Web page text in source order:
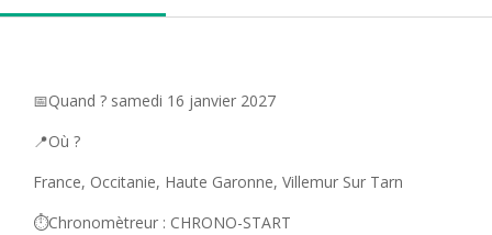
📅Quand ? samedi 16 janvier 2027
📍Où ?
France, Occitanie, Haute Garonne, Villemur Sur Tarn
⏱️Chronomètreur : CHRONO-START